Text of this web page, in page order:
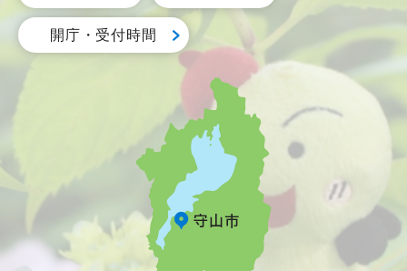
開庁・受付時間